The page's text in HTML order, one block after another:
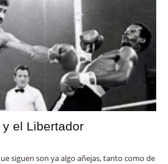
el Libertador
siguen son ya algo añejas, tanto como de